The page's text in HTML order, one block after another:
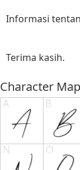
Informasi
Terima kasih.
Character Map